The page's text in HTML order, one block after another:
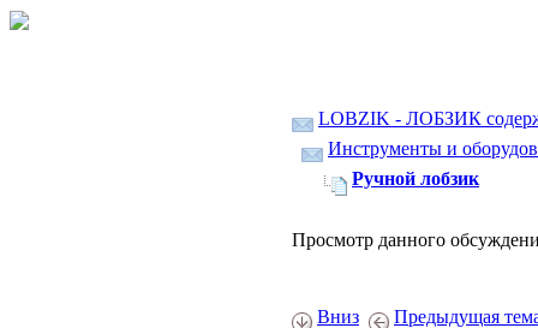
LOBZIK - ЛОБЗИК
Инструменты и
Ручной лобзик
Просмотр данного
Вниз Предыдущая